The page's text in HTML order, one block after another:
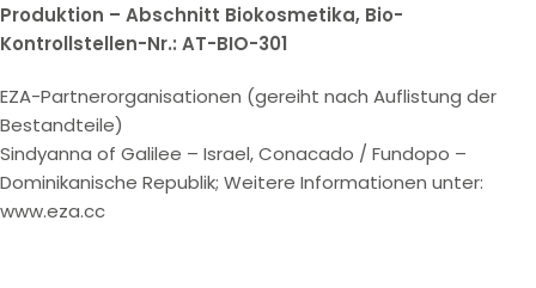
Produktion – Abschnitt Biokosmetika, Bio-
Kontrollstellen-Nr.: AT-BIO-301
EZA-Partnerorganisationen (gereiht nach Auflistung der
Bestandteile)
Sindyanna of Galilee – Israel, Conacado / Fundopo –
Dominikanische Republik; Weitere Informationen unter:
www.eza.cc